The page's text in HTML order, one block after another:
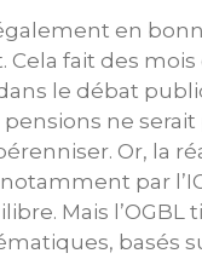
en
Cela fait des
le débat
ne
Or, la
par
Mais l’OGBL
basés